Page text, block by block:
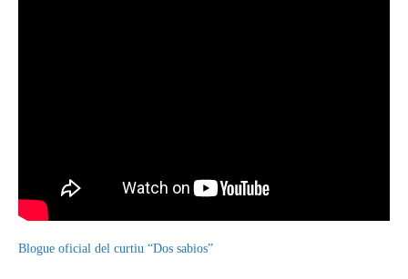
Blogue oficial del curtiu “Dos sabios”